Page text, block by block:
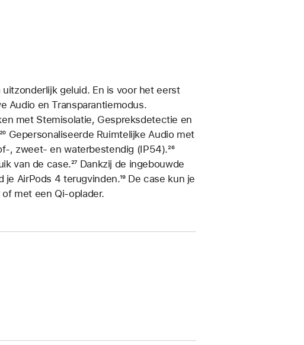
geluid. En is voor het eerst
Audio en Transparantiemodus.
met Stemisolatie, Gespreksdetectie en
Voetnoot
²⁰ Gepersonaliseerde Ruimtelijke Audio met
, zweet- en waterbestendig (IP54).Voetnoot
²⁶
van de case.Voetnoot
²⁷ Dankzij de ingebouwde
je AirPods 4 terugvinden.Voetnoot
¹⁹ De case kun je
met een Qi-oplader.